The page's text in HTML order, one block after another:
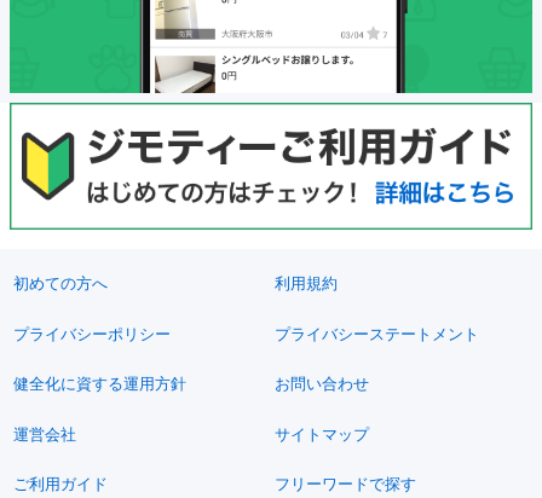
初めての方へ 利用規約
プライバシーポリシー プライバシーステートメント
健全化に資する運用方針 お問い合わせ
運営会社 サイトマップ
ご利用ガイド フリーワードで探す